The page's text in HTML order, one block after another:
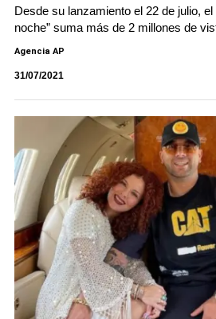
Desde su lanzamiento el 22 de julio, el
noche” suma más de 2 millones de
Agencia AP
31/07/2021